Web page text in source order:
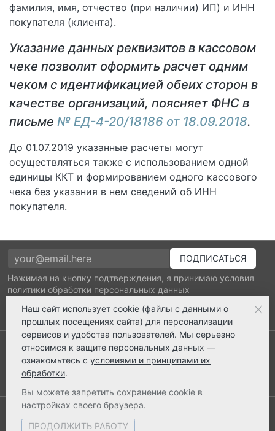
фамилия, имя, отчество (при наличии) ИП) и ИНН
покупателя (клиента).
Указание данных реквизитов в кассовом
чеке позволит оформить расчет одним
чеком с идентификацией обеих сторон в
качестве организаций, поясняет ФНС в
письме № ЕД-4-20/18186 от 18.09.2018.
До 01.07.2019 указанные расчеты могут
осуществляться также с использованием одной
единицы ККТ и формированием одного кассового
чека без указания в нем сведений об ИНН
покупателя.
Нажимая на кнопку подтверждения, я принимаю условия
политики обработки персональных данных
Выполнено заказов: 52520
8 800 2018-054
ts@ts21.ru
Наш сайт использует cookie (файлы с данными о
прошлых посещениях сайта) для персонализации
сервисов и удобства пользователей. Мы серьезно
относимся к защите персональных данных —
ознакомьтесь с условиями и принципами их
обработки.
Вы можете запретить сохранение cookie в
настройках своего браузера.
ПРОДОЛЖИТЬ РАБОТУ